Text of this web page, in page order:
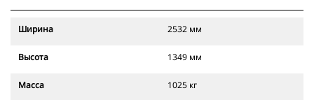
Ширина 2532 мм
Высота 1349 мм
Масса 1025 кг